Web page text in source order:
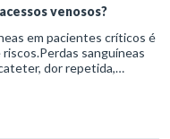
venosos?
em pacientes críticos é
sanguíneas
dor repetida,